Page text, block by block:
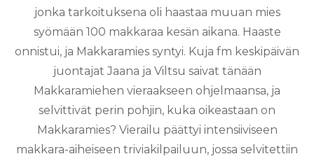
jonka tarkoituksena oli haastaa muuan mies
syömään 100 makkaraa kesän aikana. Haaste
onnistui, ja Makkaramies syntyi. Kuja fm keskipäivän
juontajat Jaana ja Viltsu saivat tänään
Makkaramiehen vieraakseen ohjelmaansa, ja
selvittivät perin pohjin, kuka oikeastaan on
Makkaramies? Vierailu päättyi intensiiviseen
makkara-aiheiseen triviakilpailuun, jossa selvitettiin